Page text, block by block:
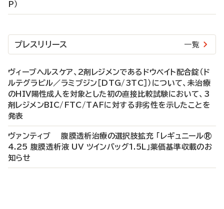
P）
プレスリリース 一覧
ヴィーブヘルスケア、2剤レジメンであるドウベイト配合錠（ド
ルテグラビル／ラミブジン［DTG/3TC］）について、未治療
のHIV陽性成人を対象とした初の直接比較試験において、3
剤レジメンBIC/FTC/TAFに対する非劣性を示したことを
発表
ヴァンティブ 腹膜透析治療の選択肢拡充 「レギュニール®
4.25 腹膜透析液 UV ツインバッグ1.5L」薬価基準収載のお
知らせ